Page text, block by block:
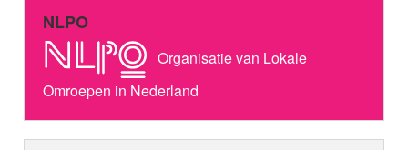
NLPO
Organisatie van Lokale
Omroepen in Nederland